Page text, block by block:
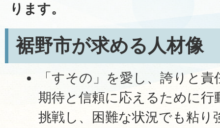
ります。
裾野市が求める人材像
「すその」を愛し、誇りと
期待と信頼に応えるために行
挑戦し、困難な状況でも粘り